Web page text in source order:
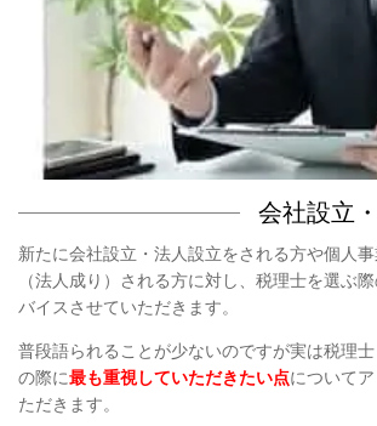
会社設立
新たに会社設立・法人設立をされる方や個人
（法人成り）される方に対し、税理士を選ぶ
バイスさせていただきます。
普段語られることが少ないのですが実は税理
の際に最も重視していただきたい点について
ただきます。